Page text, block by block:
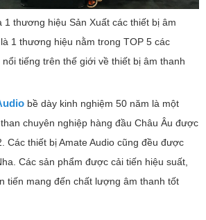
1 thương hiệu Sản Xuất các thiết bị âm
1 thương hiệu nằm trong TOP 5 các
tiếng trên thế giới về thiết bị âm thanh
bề dày kinh nghiệm 50 năm là một
chuyên nghiệp hàng đầu Châu Âu được
Các thiết bị Amate Audio cũng đều được
Các sản phẩm được cải tiến hiệu suất,
tiến mang đến chất lượng âm thanh tốt